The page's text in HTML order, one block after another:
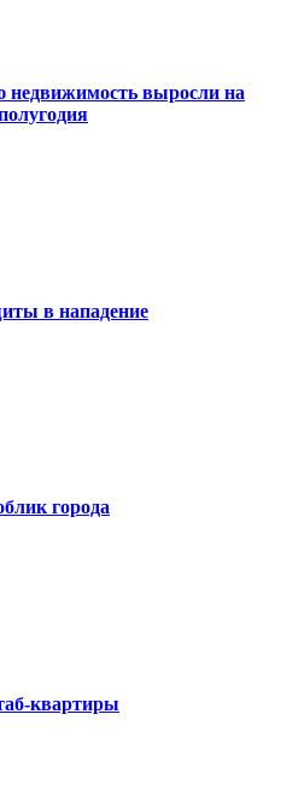
недвижимость выросли на
в нападение
города
квартиры